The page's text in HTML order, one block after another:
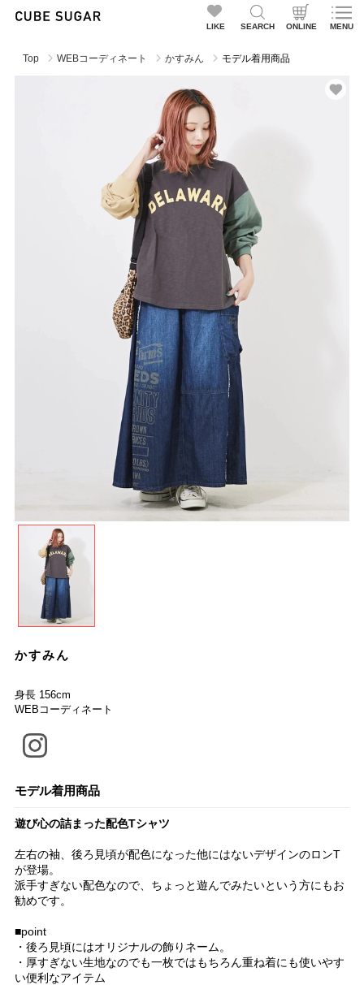
LIKE SEARCH ONLINE MENU
Top WEBコーディネート かすみん モデル着用商品
かすみん
身長 156cm
WEBコーディネート
モデル着用商品
遊び心の詰まった配色Tシャツ
左右の袖、後ろ見頃が配色になった他にはないデザインのロンT
が登場。
派手すぎない配色なので、ちょっと遊んでみたいという方にもお
勧めです。
■point
・後ろ見頃にはオリジナルの飾りネーム。
・厚すぎない生地なのでも一枚ではもちろん重ね着にも使いやす
い便利なアイテム